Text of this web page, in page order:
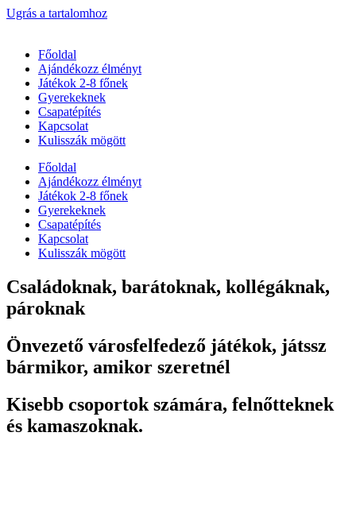
Ugrás a tartalomhoz
Főoldal
Ajándékozz élményt
Játékok 2-8 főnek
Gyerekeknek
Csapatépítés
Kapcsolat
Kulisszák mögött
Főoldal
Ajándékozz élményt
Játékok 2-8 főnek
Gyerekeknek
Csapatépítés
Kapcsolat
Kulisszák mögött
Családoknak, barátoknak, kollégáknak,
pároknak
Önvezető városfelfedező játékok, játssz
bármikor, amikor szeretnél
Kisebb csoportok számára, felnőtteknek
és kamaszoknak.